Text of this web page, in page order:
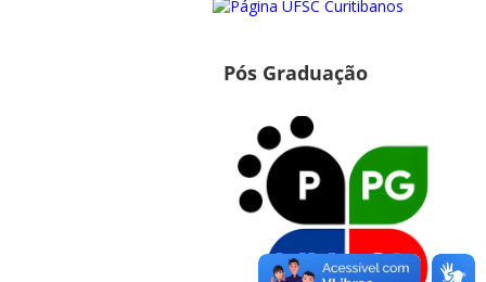
Pós Graduação